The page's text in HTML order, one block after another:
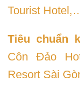
Tourist
Tiêu chuẩn
Côn Đảo
Resort Sài